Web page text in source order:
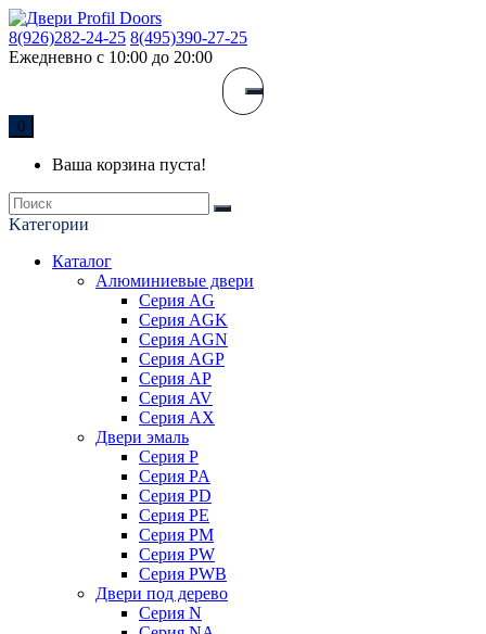
8(926)282-24-25 8(495)390-27-25
Ежедневно с 10:00 до 20:00
0
Ваша корзина пуста!
Kатегории
Каталог
Алюминиевые двери
Серия AG
Серия AGK
Серия AGN
Серия AGP
Серия AP
Серия AV
Серия AX
Двери эмаль
Серия P
Серия PA
Серия PD
Серия PE
Серия PM
Серия PW
Серия PWB
Двери под дерево
Серия N